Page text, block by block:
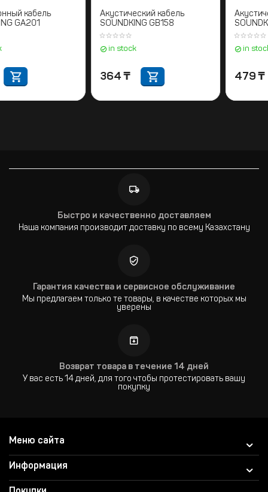
кабель
GA201
₸
Акустический кабель
SOUNDKING GB158
364₸
Быстро и качественно доставляем
Наша компания производит доставку по всему Казахстану
Гарантия качества и сервисное обслуживание
Мы предлагаем только те товары, в качестве которых мы
уверены
Возврат товара в течение 14 дней
У вас есть 14 дней, для того чтобы протестировать вашу
покупку
Меню сайта
Информация